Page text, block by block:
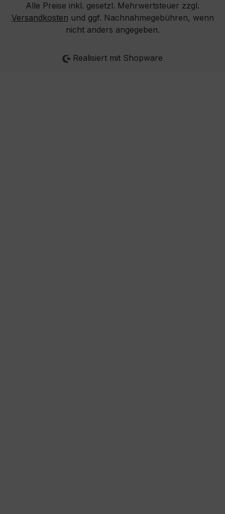
Alle Preise inkl. gesetzl. Mehrwertsteuer zzgl.
Versandkosten und ggf. Nachnahmegebühren, wenn
nicht anders angegeben.
Realisiert mit Shopware